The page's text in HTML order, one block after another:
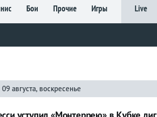
Бои Прочие Игры Live
09 августа, воскресенье